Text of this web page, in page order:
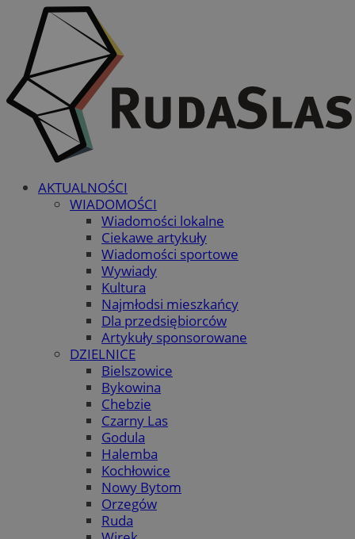
AKTUALNOŚCI
WIADOMOŚCI
Wiadomości lokalne
Ciekawe artykuły
Wiadomości sportowe
Wywiady
Kultura
Najmłodsi mieszkańcy
Dla przedsiębiorców
Artykuły sponsorowane
DZIELNICE
Bielszowice
Bykowina
Chebzie
Czarny Las
Godula
Halemba
Kochłowice
Nowy Bytom
Orzegów
Ruda